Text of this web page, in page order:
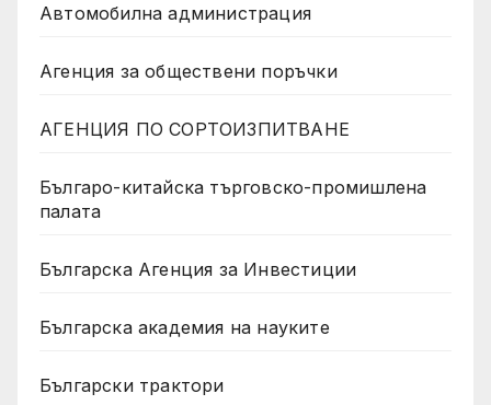
Автомобилна администрация
Агенция за обществени поръчки
АГЕНЦИЯ ПО СОРТОИЗПИТВАНЕ
Българо-китайска търговско-промишлена
палата
Българска Агенция за Инвестиции
Българска академия на науките
Български трактори